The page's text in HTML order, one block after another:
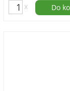
x Do